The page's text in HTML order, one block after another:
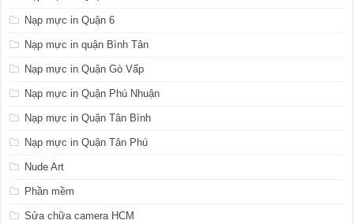
Nạp mực in Quận 6
Nạp mực in quận Bình Tân
Nạp mực in Quận Gò Vấp
Nạp mực in Quận Phú Nhuận
Nạp mực in Quận Tân Bình
Nạp mực in Quận Tân Phú
Nude Art
Phần mềm
Sửa chữa camera HCM